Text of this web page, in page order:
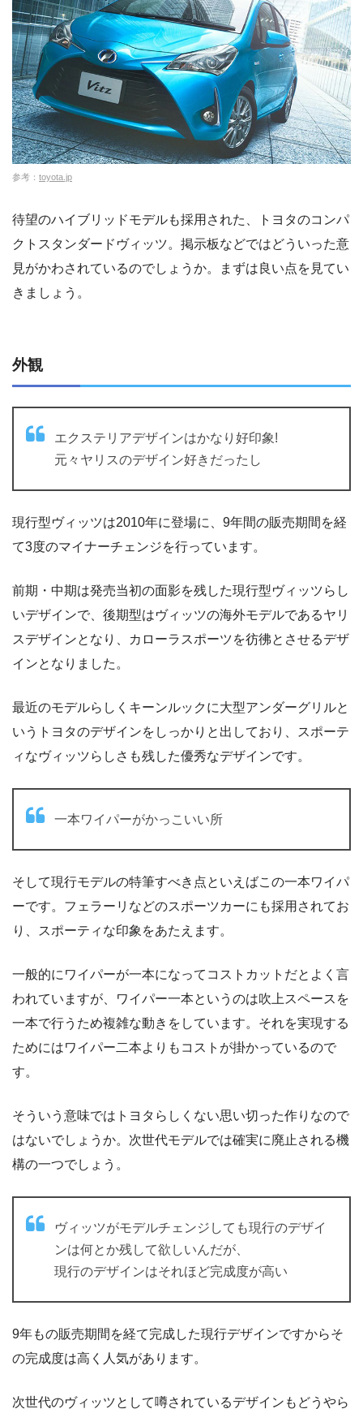
参考： toyota.jp
待望のハイブリッドモデルも採用された、トヨタのコンパ
クトスタンダードヴィッツ。掲示板などではどういった意
見がかわされているのでしょうか。まずは良い点を見てい
きましょう。
外観
エクステリアデザインはかなり好印象!
元々ヤリスのデザイン好きだったし
現行型ヴィッツは2010年に登場に、9年間の販売期間を経
て3度のマイナーチェンジを行っています。
前期・中期は発売当初の面影を残した現行型ヴィッツらし
いデザインで、後期型はヴィッツの海外モデルであるヤリ
スデザインとなり、カローラスポーツを彷彿とさせるデザ
インとなりました。
最近のモデルらしくキーンルックに大型アンダーグリルと
いうトヨタのデザインをしっかりと出しており、スポーテ
ィなヴィッツらしさも残した優秀なデザインです。
一本ワイパーがかっこいい所
そして現行モデルの特筆すべき点といえばこの一本ワイパ
ーです。フェラーリなどのスポーツカーにも採用されてお
り、スポーティな印象をあたえます。
一般的にワイパーが一本になってコストカットだとよく言
われていますが、ワイパー一本というのは吹上スペースを
一本で行うため複雑な動きをしています。それを実現する
ためにはワイパー二本よりもコストが掛かっているので
す。
そういう意味ではトヨタらしくない思い切った作りなので
はないでしょうか。次世代モデルでは確実に廃止される機
構の一つでしょう。
ヴィッツがモデルチェンジしても現行のデザイ
ンは何とか残して欲しいんだが、
現行のデザインはそれほど完成度が高い
9年もの販売期間を経て完成した現行デザインですからそ
の完成度は高く人気があります。
次世代のヴィッツとして噂されているデザインもどうやら